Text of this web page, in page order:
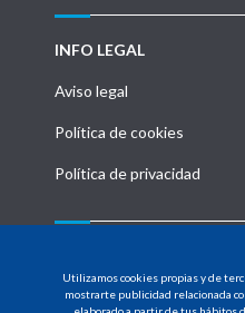
Utilizamos cookies propias y de
mostrarte publicidad relacionada
INFO LEGAL
Aviso legal
Política de cookies
Política de privacidad
HOME